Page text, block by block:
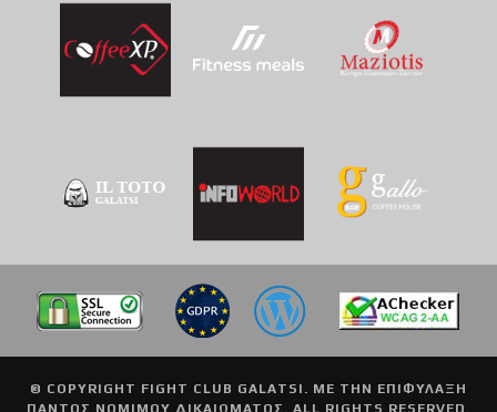
© COPYRIGHT FIGHT CLUB GALATSI . ΜΕ ΤΗΝ ΕΠΙΦΥΛΑΞΗ
ΠΑΝΤΟΣ ΝΟΜΙΜΟΥ ΔΙΚΑΙΩΜΑΤΟΣ. ALL RIGHTS RESERVED.